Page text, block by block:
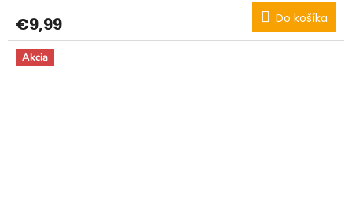
€9,99 Do košíka
Akcia